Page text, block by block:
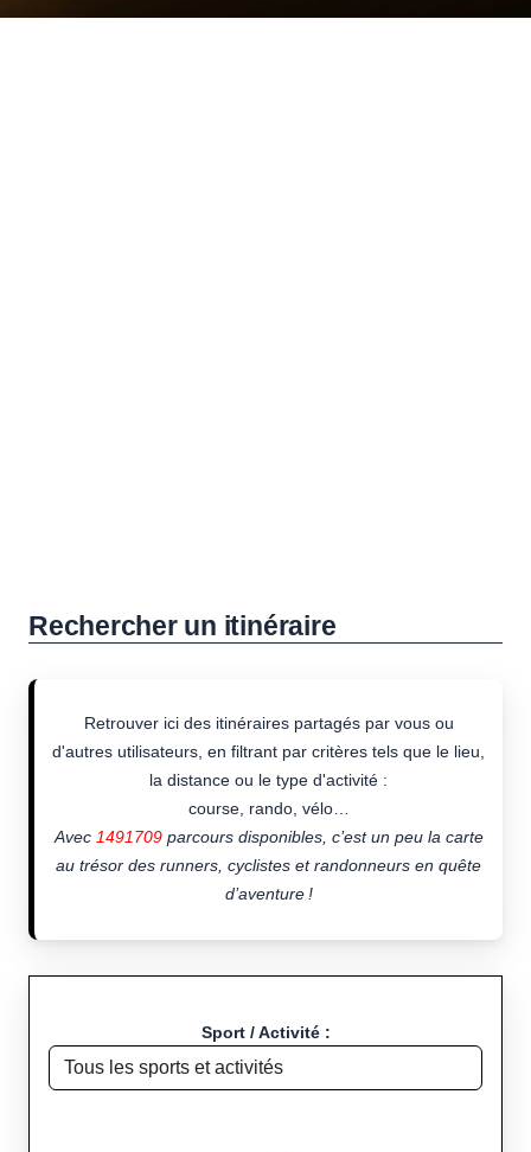
Rechercher un itinéraire
Retrouver ici des itinéraires partagés par vous ou
d'autres utilisateurs, en filtrant par critères tels que le lieu,
la distance ou le type d'activité :
course, rando, vélo…
Avec 1491709parcours disponibles, c’est un peu la carte
au trésor des runners, cyclistes et randonneurs en quête
d’aventure !
Sport / Activité :